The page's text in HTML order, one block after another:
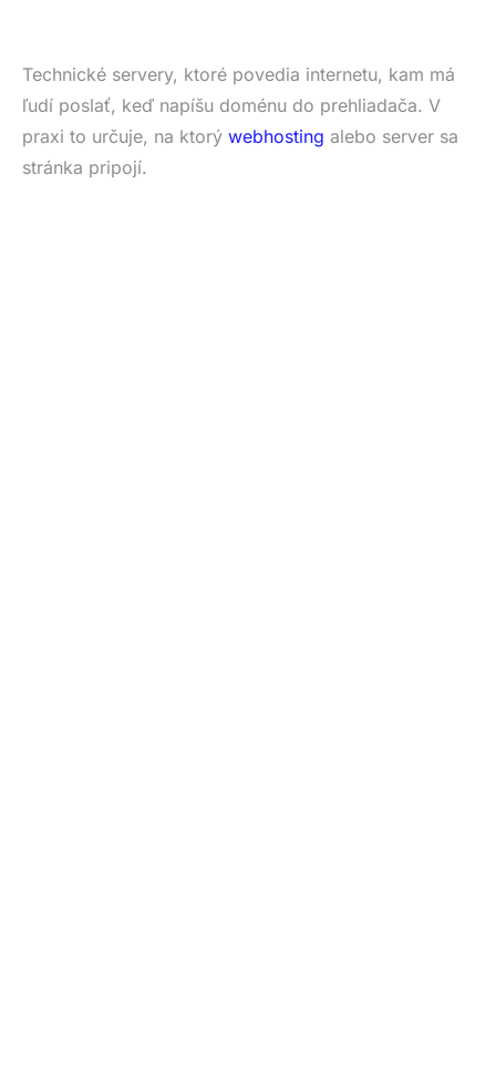
Technické servery, ktoré povedia internetu, kam má
ľudí poslať, keď napíšu doménu do prehliadača. V
praxi to určuje, na ktorý webhosting alebo server sa
stránka pripojí.